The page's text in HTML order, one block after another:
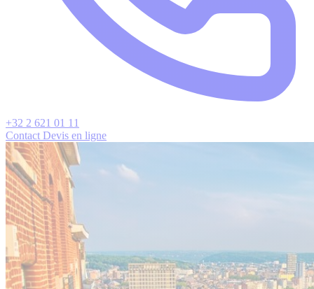
+32 2 621 01 11
Contact Devis en ligne